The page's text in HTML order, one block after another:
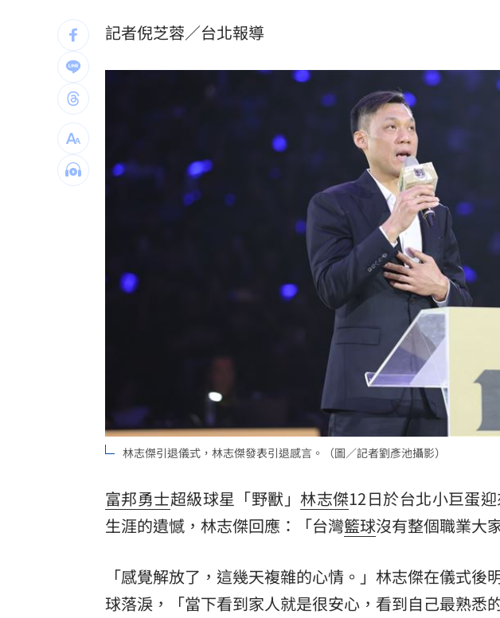
一軍不是來跑龍套 餅總對新人不手下留情
孫易磊登板2局2K無失分！ 飆156公里火球 18:57
直擊／NEWBEAT高雄首秀 震胸舞全場嗨翻 18:53
颱風紫暴雨今晚開炸 估「這時」解除海警 18:52
傅家接班人幕僚酒駕遭移送！公所火速准辭 18:52
獅子座新月伴日蝕！12星座一週運勢出爐 18:45
桃猿二軍單場僅3投 副領隊曝下週可緩解 18:45
颱風硬闖海邊！巨浪來1家4剩3 男童被捲走
LIVE三立+24小時直播
三立iNEWS新聞台線上直播 18:00
台彩父親節推新刮刮樂千萬頭獎超「爸」氣 12:00
商場戰國來臨 台中「頂奢大道」逐漸成形 12:00
「拍片人的多重宇宙」職涯論壇9/12登場！ 10:30
8國球員齊聚高雄 Formosa 7s掀足球熱潮 10:00
理想混蛋號召粉絲跨海追星吃美食！ 18:15
記者倪芝蓉／台北報導
林志傑引退儀式，林志傑發表引退感言。（圖／記者劉彥池攝影）
富邦勇士超級球星「野獸」林志傑12日於台北小巨蛋
生涯的遺憾，林志傑回應：「台灣籃球沒有整個職業大
「感覺解放了，這幾天複雜的心情。」林志傑在儀式
球落淚，「當下看到家人就是很安心，看到自己最熟悉